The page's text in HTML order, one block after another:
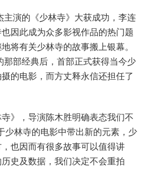
演的《少林寺》大获成功，李连
因此成为众多影视作品的热门题
将有关少林寺的故事搬上银幕。
那部经典后，首部正式获得当今少
的电影，而方丈释永信还担任了
，导演陈木胜明确表态我们不
少林寺的电影中带出新的元素，少
也因而有很多故事可以值得讲
史及数据，我们决定不会重拍